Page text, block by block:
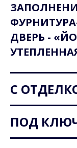
ДВЕРЬ -
С
ПОД